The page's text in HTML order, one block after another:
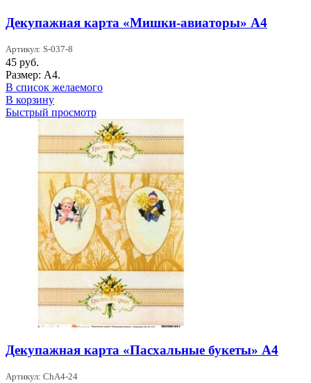
Декупажная карта «Мишки-авиаторы» А4
Артикул: S-037-8
45 руб.
Размер: А4.
В список желаемого
В корзину
Быстрый просмотр
Декупажная карта «Пасхальные букеты» А4
Артикул: ChA4-24